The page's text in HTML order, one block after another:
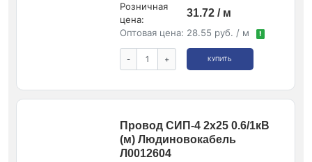
Розничная
цена:
31.72 / м
Оптовая цена: 28.55 руб. / м !
- + КУПИТЬ
Провод СИП-4 2х25 0.6/1кВ
(м) Людиновокабель
Л0012604